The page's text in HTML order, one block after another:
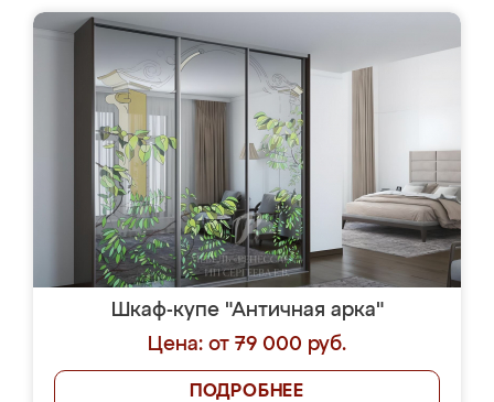
Шкаф-купе "Античная арка"
Цена: от 79 000 руб.
ПОДРОБНЕЕ